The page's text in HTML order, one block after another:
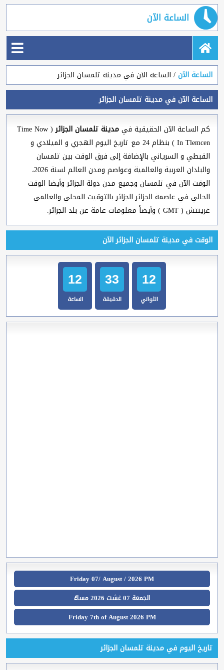
الساعة الآن
الساعة الآن الساعة الآن في مدينة تلمسان الجزائر
الساعة الآن في مدينة تلمسان الجزائر
كم الساعة الآن الحقيقية فيمدينة تلمسان الجزائر ( Time Now
In Tlemcen ) بنظام 24 مع تاريخ اليوم الهجري و الميلادي و
القبطي و السرياني بالإضافة إلى فرق الوقت بين تلمسان
والبلدان العربية والعالمية وعواصم ومدن العالم لسنة 2026،
الوقت الآن في تلمسان وجميع مدن دولة الجزائر وأيضا الوقت
الحالي في عاصمة الجزائر الجزائر بالتوقيت المحلي والعالمي
غرينتش ( GMT ) وأيضاً معلومات عامة عن بلد الجزائر.
الوقت في مدينة تلمسان الجزائر الآن
12
الساعة
33
الدقيقة
13
الثواني
Friday 07/ August / 2026 PM
الجمعة 07 غشت 2026 مساءً
Friday 7th of August 2026 PM
تاريخ اليوم في مدينة تلمسان الجزائر